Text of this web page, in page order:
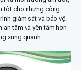
tốt cho những công
giám sát và bảo vệ.
an tâm và yên tâm hơn
xung quanh.